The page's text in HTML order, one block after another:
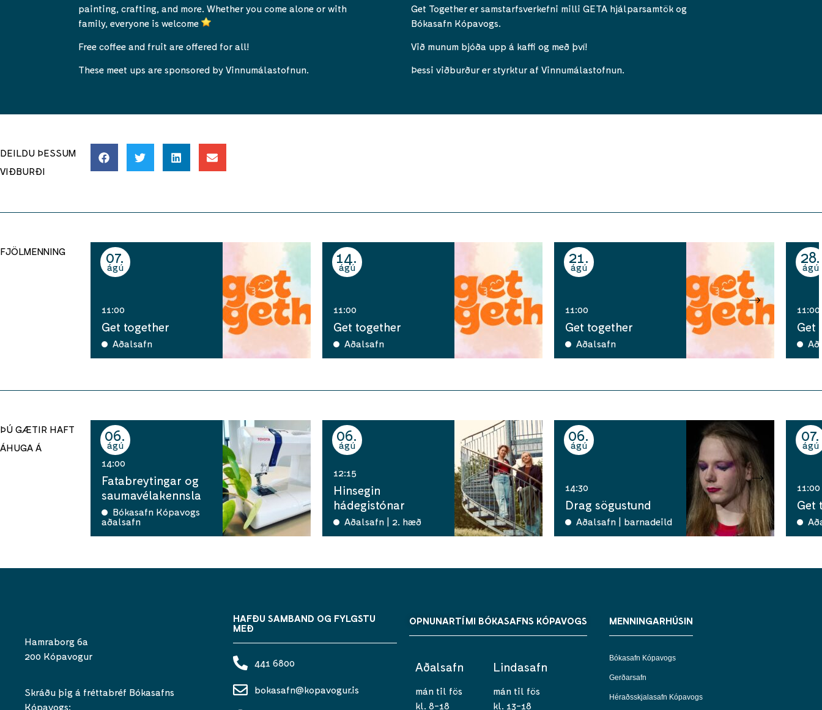
painting, crafting, and more. Whether you come alone or with
family, everyone is welcome
Free coffee and fruit are offered for all!
These meet ups are sponsored by Vinnumálastofnun.
Get Together er samstarfsverkefni milli GETA hjálparsamtök og
Bókasafn Kópavogs.
Við munum bjóða upp á kaffi og með því!
Þessi viðburður er styrktur af Vinnumálastofnun.
DEILDU ÞESSUM
VIÐBURÐI
FJÖLMENNING 07
ágú
11:00
Get together
Aðalsafn
14
ágú
11:00
Get together
Aðalsafn
21
ágú
11:00
Get together
Aðalsafn
28
ágú
11:00
Get
ÞÚ GÆTIR HAFT
ÁHUGA Á
06
ágú
14:00
Fatabreytingar og
saumavélakennsla
Bókasafn Kópavogs
aðalsafn
06
ágú
12:15
Hinsegin
hádegistónar
Aðalsafn | 2. hæð
06
ágú
14:30
Drag sögustund
Aðalsafn | barnadeild
07
ágú
11:00
Get
Hamraborg 6a
200 Kópavogur
Skráðu þig á fréttabréf Bókasafns
Kópavogs:
HAFÐU SAMBAND OG FYLGSTU
MEÐ
441 6800
bokasafn@kopavogur.is
OPNUNARTÍMI BÓKASAFNS KÓPAVOGS
Aðalsafn
mán til fös
kl. 8-18
Lindasafn
mán til fös
kl. 13-18
MENNINGARHÚSIN
Bókasafn Kópavogs
Gerðarsafn
Héraðsskjalasafn Kópavogs